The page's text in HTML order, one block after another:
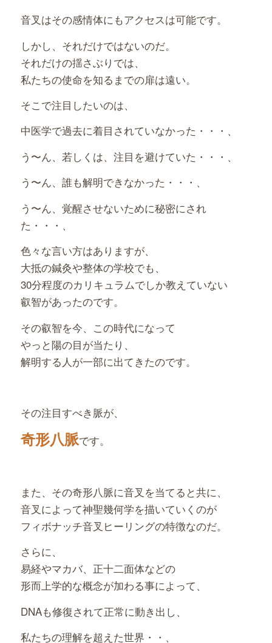
音叉はその感情体にもアクセスは可能です。
しかし、それだけではないのだ。
それだけの揺さぶりでは、
私たちの使命を知るまでの扉は遠い。
そこで注目したいのは、
中医学で過去に着目されていなかった・・・、
う〜ん、若しくは、注目を避けていた・・・、
う〜ん、誰も解明できなかった・・・、
う〜ん、覚醒させないために秘密にされ
た・・・、
色々な言い方はありますが、
大抵の鍼灸や整体の学校でも、
30分程度のカリキュラムでしか教えていない
叡智があったのです。
その叡智を今、この時代になって
やっと陽の目が当たり、
解明する人が一部に出てきたのです。
その注目すべき脈が、
奇形八脈です。
また、その奇形八脈に音叉を当てると共に、
音叉によって神聖幾何学を描いていくのが
フィボナッチ音叉ヒーリングの特徴なのだ。
さらに、
易経やマカバ、正十二面体などの
形而上学的な概念が加わる事によって、
DNAも修復されて正常に動き出し、
私たちの理解を超えた世界・・、